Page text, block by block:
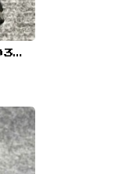
CABLE LINK CGB 003 NINTENDO GAME BOY POCKET+COLOR